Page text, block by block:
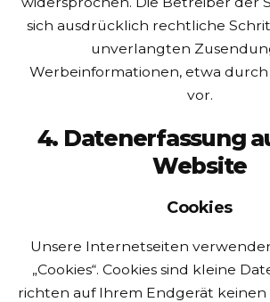
sich ausdrücklich rechtliche
unverlangten
Werbeinformationen, etwa durch
vor.
4. Datenerfassung
Website
Cookies
Unsere Internetseiten
„Cookies“. Cookies sind kleine
richten auf Ihrem Endgerät keinen